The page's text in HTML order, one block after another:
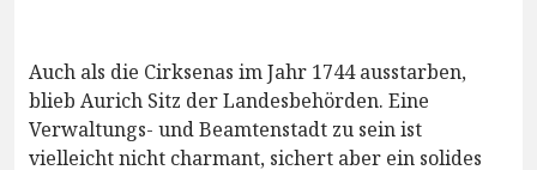
Auch als die Cirksenas im Jahr 1744 ausstarben,
blieb Aurich Sitz der Landesbehörden. Eine
Verwaltungs- und Beamtenstadt zu sein ist
vielleicht nicht charmant, sichert aber ein solides